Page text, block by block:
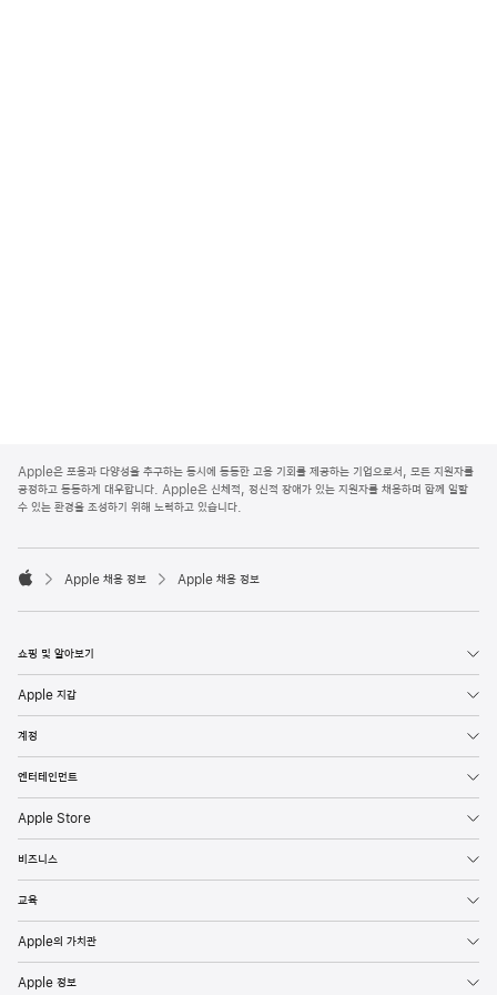
p
p
l
o
e
Apple은 포용과 다양성을 추구하는 동시에 동등한 고용 기회를 제공하는 기업으로서, 모든 지원자를
공정하고 동등하게 대우합니다. Apple은 신체적, 정신적 장애가 있는 지원자를 채용하며 함께 일할
수 있는 환경을 조성하기 위해 노력하고 있습니다.

p
l
Apple 채용 정보 Apple 채용 정보
쇼핑 및 알아보기
Apple 지갑
계정
엔터테인먼트
Apple Store
비즈니스
교육
Apple의 가치관
Apple 정보